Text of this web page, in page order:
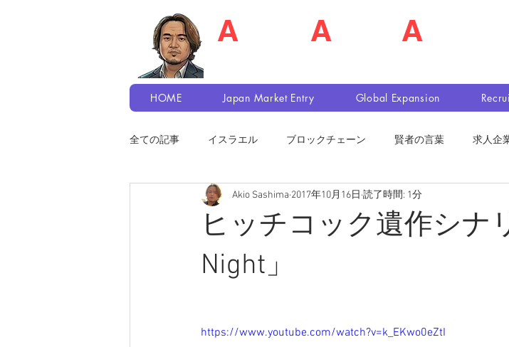
A A A
HOME Japan Market Entry Global Expansion
全ての記事 イスラエル ブロックチェーン 賢者の言葉 求人企
ヒッチコック遺作シナ
Night」
Akio Sashima 2017年10月16日 読了時間: 1分
https://www.youtube.com/watch?v=k_EKwo0eZtI